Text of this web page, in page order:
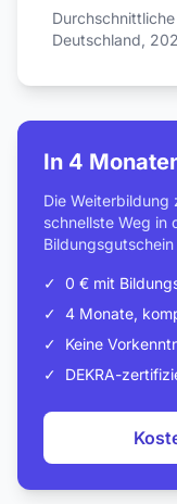
Deutschland,
In 4
Die Weiterbildung
schnellste Weg in
✓
0 € mit
✓
4 Monate,
✓
Keine
✓
DEKRA-